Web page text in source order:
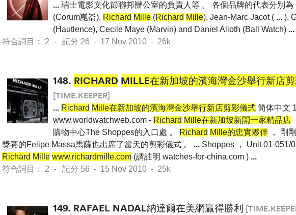
... 瑞士電影文化節聯邦辦公室的負責人等 。 各個品牌的代表分別
(Corum崑崙), Richard Mille (Richard Mille), Jean-Marc Jacot ( ... ),
(Hautlence), Cecile Maye (Marvin) and Daniel Alioth (Ball Watch) ...
符合詞目： 2 - 記分 26 - 17 Nov 2010 - 26k
148. RICHARD MILLE在新加坡的濱海灣金沙舉行新店
[TIME.KEEPER]
... Richard Mille在新加坡的濱海灣金沙舉行新店剪彩儀式 简体中文
www.worldwatchweb.com - Richard Mille在新加坡新開一家精品店
購物中心The Shoppes的入口處 。
Richard Mille的忠實夥伴 ， 剛
獎賽的Felipe Massa馬薩也出席了當天的剪彩儀式 。 ... Shoppes ， Unit 01-051/
Richard Mille www.richardmille.com (請註明 watches-for-china.com ) ...
符合詞目： 2 - 記分 56 - 15 Nov 2010 - 25k
149. RAFAEL NADAL納達爾在美網贏得勝利